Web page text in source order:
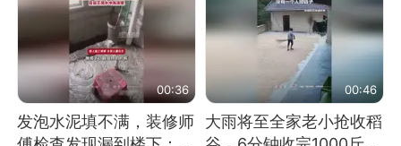
00:36
发泡水泥填不满，装修师
00:46
大雨将至全家老小抢收稻